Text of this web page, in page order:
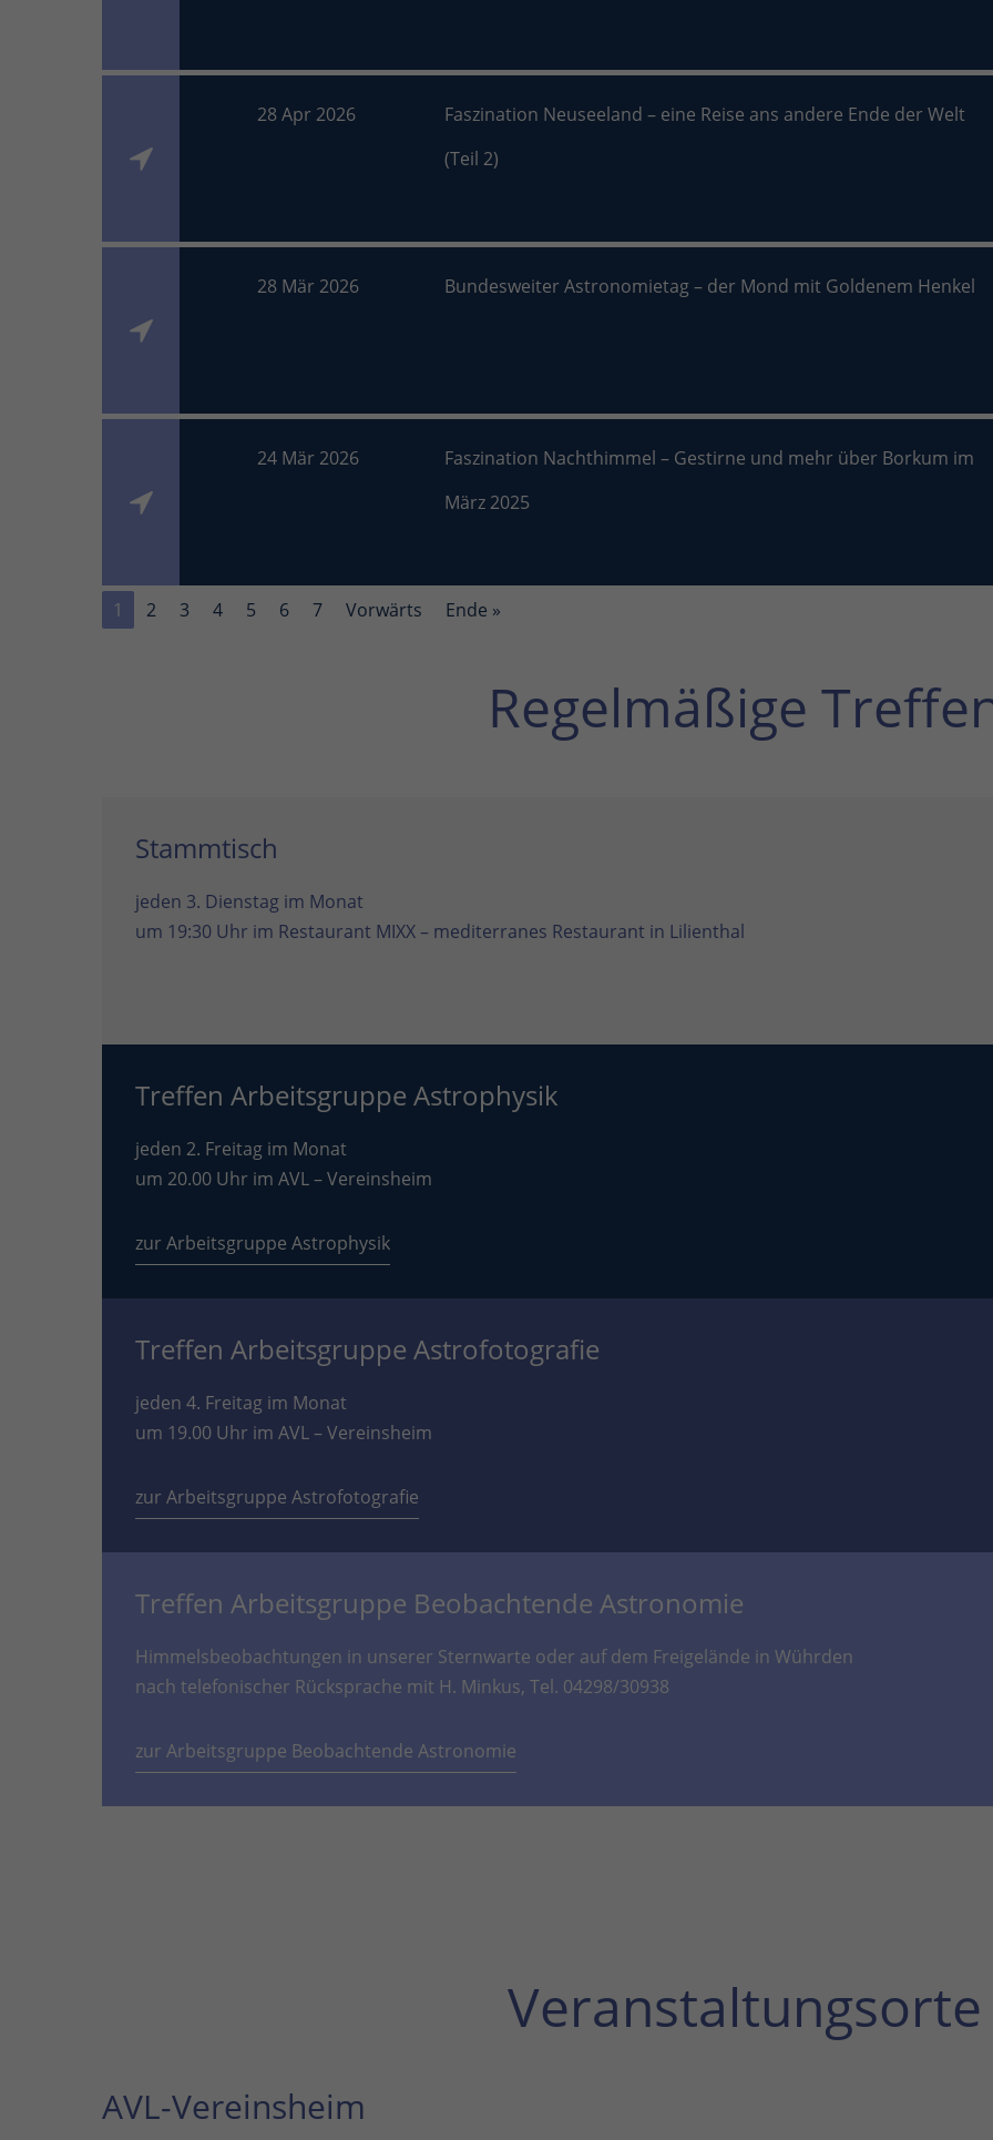
28 Apr 2026
Faszination Neuseeland – eine Reise ans andere Ende der Welt
(Teil 2)
28 Mär 2026 Bundesweiter Astronomietag – der Mond mit Goldenem Henkel
24 Mär 2026
Faszination Nachthimmel – Gestirne und mehr über Borkum im
März 2025
1 2 3 4 5 6 7 Vorwärts Ende »
Regelmäßige
Stammtisch
jeden 3. Dienstag im Monat
um 19:30 Uhr im Restaurant MIXX – mediterranes Restaurant in Lilienthal
Treffen Arbeitsgruppe Astrophysik
jeden 2. Freitag im Monat
um 20.00 Uhr im AVL – Vereinsheim
zur Arbeitsgruppe Astrophysik
Treffen Arbeitsgruppe Astrofotografie
jeden 4. Freitag im Monat
um 19.00 Uhr im AVL – Vereinsheim
zur Arbeitsgruppe Astrofotografie
Treffen Arbeitsgruppe Beobachtende Astronomie
Himmelsbeobachtungen in unserer Sternwarte oder auf dem Freigelände in Wührden
nach telefonischer Rücksprache mit H. Minkus, Tel. 04298/30938
zur Arbeitsgruppe Beobachtende Astronomie
Veranstaltungsorte
AVL-Vereinsheim